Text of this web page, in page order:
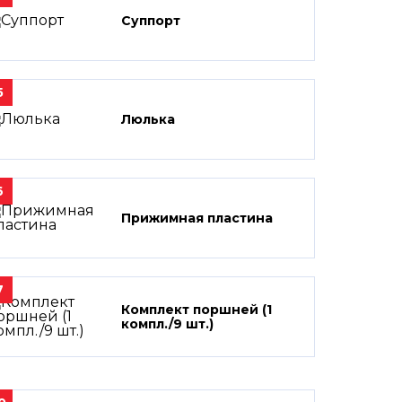
Суппорт
Люлька
Прижимная пластина
Комплект поршней (1
компл./9 шт.)